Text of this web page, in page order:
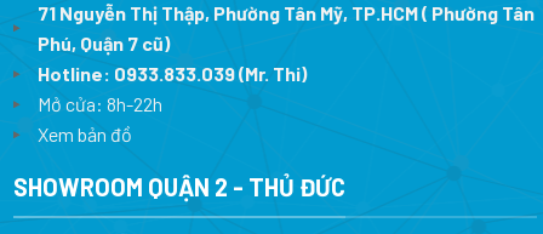
71 Nguyễn Thị Thập, Phường Tân Mỹ, TP.HCM ( Phường Tân
Phú, Quận 7 cũ)
Hotline: 0933.833.039(Mr. Thi)
Mở cửa: 8h-22h
Xem bản đồ
SHOWROOM QUẬN 2 - THỦ ĐỨC